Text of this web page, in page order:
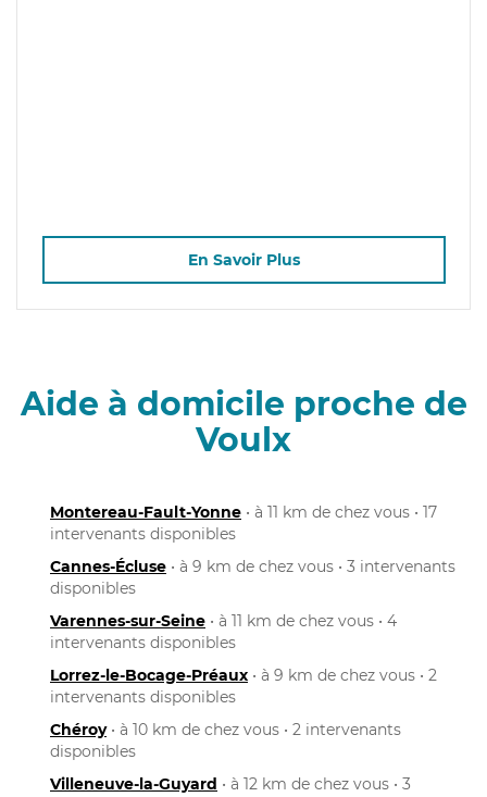
En Savoir Plus
Aide à domicile proche de
Voulx
Montereau-Fault-Yonne • à 11 km de chez vous • 17
intervenants disponibles
Cannes-Écluse • à 9 km de chez vous • 3 intervenants
disponibles
Varennes-sur-Seine • à 11 km de chez vous • 4
intervenants disponibles
Lorrez-le-Bocage-Préaux • à 9 km de chez vous • 2
intervenants disponibles
Chéroy• à 10 km de chez vous • 2 intervenants
disponibles
Villeneuve-la-Guyard • à 12 km de chez vous • 3